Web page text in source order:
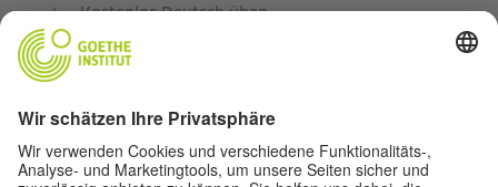
Kostenlos Deutsch üben
Deutschkurse des Goethe-Instituts
Lehrkräfteportal „Deutschstunde“
Datenschutz und Barrierefreiheit